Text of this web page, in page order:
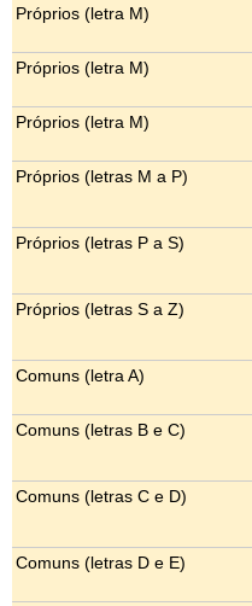
Próprios (letra M)
Próprios (letra M)
Próprios (letra M)
Próprios (letras M a P)
Próprios (letras P a S)
Próprios (letras S a Z)
Comuns (letra A)
Comuns (letras B e C)
Comuns (letras C e D)
Comuns (letras D e E)